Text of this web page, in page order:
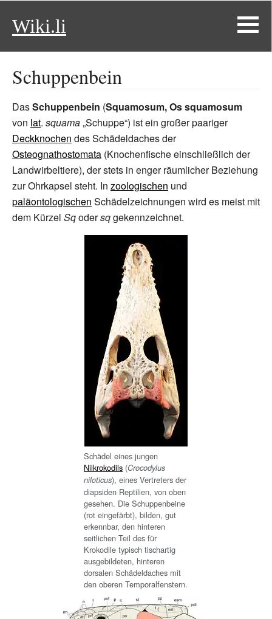
Wiki.li
Schuppenbein
DasSchuppenbein (Squamosum, Os squamosum
von lat. squama„Schuppe“) ist ein großer paariger
Deckknochen des Schädeldaches der
Osteognathostomata (Knochenfische einschließlich der
Landwirbeltiere), der stets in enger räumlicher Beziehung
zurOhrkapsel steht. In zoologischen und
paläontologischen Schädelzeichnungen wird es meist mit
dem Kürzel Sqodersqgekennzeichnet.
Schädel eines jungen
Nilkrokodils (Crocodylus
niloticus), eines Vertreters der
diapsiden Reptilien, von oben
gesehen. Die Schuppenbeine
(rot eingefärbt), bilden, gut
erkennbar, den hinteren
seitlichen Teil des für
Krokodile typisch tischartig
ausgebildeten, hinteren
dorsalen Schädeldaches mit
den oberen Temporalfenstern.